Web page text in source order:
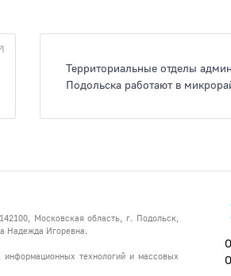
Территориальные отделы
Подольска работают в
Московская область, г. Подольск,
Надежда Игоревна.
технологий и массовых